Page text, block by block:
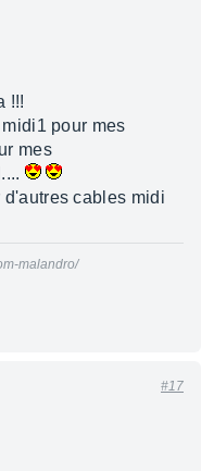
!!!
pour mes
mes
cables midi
malandro/
#17